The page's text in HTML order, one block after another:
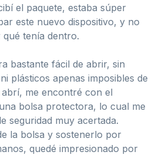
el paquete, estaba súper
este nuevo dispositivo, y no
tenía dentro.
bastante fácil de abrir, sin
plásticos apenas imposibles de
me encontré con el
bolsa protectora, lo cual me
seguridad muy acertada.
la bolsa y sostenerlo por
quedé impresionado por